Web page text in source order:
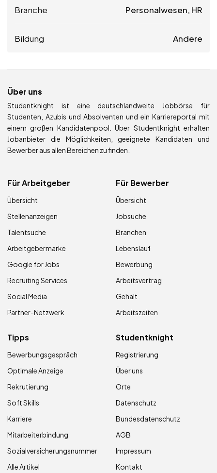
Branche Personalwesen, HR
Bildung Andere
Über uns
Studentknight ist eine deutschlandweite Jobbörse für
Studenten, Azubis und Absolventen und ein Karriereportal mit
einem großen Kandidatenpool. Über Studentknight erhalten
Jobanbieter die Möglichkeiten, geeignete Kandidaten und
Bewerber aus allen Bereichen zu finden.
Für Arbeitgeber
Übersicht
Stellenanzeigen
Talentsuche
Arbeitgebermarke
Google for Jobs
Recruiting Services
Social Media
Partner-Netzwerk
Für Bewerber
Übersicht
Jobsuche
Branchen
Lebenslauf
Bewerbung
Arbeitsvertrag
Gehalt
Arbeitszeiten
Tipps
Bewerbungsgespräch
Optimale Anzeige
Rekrutierung
Soft Skills
Karriere
Mitarbeiterbindung
Sozialversicherungsnummer
Alle Artikel
Studentknight
Registrierung
Über uns
Orte
Datenschutz
Bundesdatenschutz
AGB
Impressum
Kontakt